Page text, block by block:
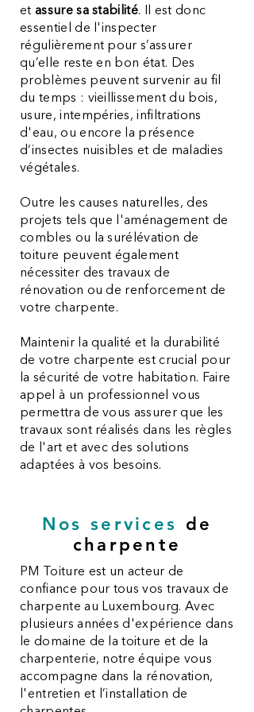
et assure sa stabilité. Il est donc
essentiel de l'inspecter
régulièrement pour s’assurer
qu’elle reste en bon état. Des
problèmes peuvent survenir au fil
du temps : vieillissement du bois,
usure, intempéries, infiltrations
d'eau, ou encore la présence
d’insectes nuisibles et de maladies
végétales.
Outre les causes naturelles, des
projets tels que l'aménagement de
combles ou la surélévation de
toiture peuvent également
nécessiter des travaux de
rénovation ou de renforcement de
votre charpente.
Maintenir la qualité et la durabilité
de votre charpente est crucial pour
la sécurité de votre habitation. Faire
appel à un professionnel vous
permettra de vous assurer que les
travaux sont réalisés dans les règles
de l'art et avec des solutions
adaptées à vos besoins.
Nos services de
charpente
PM Toiture est un acteur de
confiance pour tous vos travaux de
charpente au Luxembourg. Avec
plusieurs années d'expérience dans
le domaine de la toiture et de la
charpenterie, notre équipe vous
accompagne dans la rénovation,
l'entretien et l’installation de